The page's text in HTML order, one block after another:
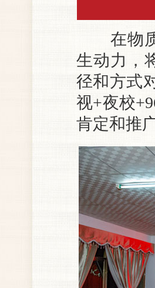
在物质
生动力，
径和方式
视+夜校
肯定和推